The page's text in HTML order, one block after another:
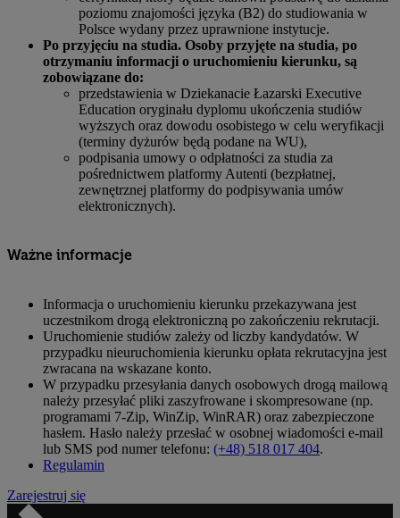
poziomu znajomości języka (B2) do studiowania w
Polsce wydany przez uprawnione instytucje.
Po przyjęciu na studia. Osoby przyjęte na studia, po
otrzymaniu informacji o uruchomieniu kierunku, są
zobowiązane do:
przedstawienia w Dziekanacie Łazarski Executive
Education oryginału dyplomu ukończenia studiów
wyższych oraz dowodu osobistego w celu weryfikacji
(terminy dyżurów będą podane na WU),
podpisania umowy o odpłatności za studia za
pośrednictwem platformy Autenti (bezpłatnej,
zewnętrznej platformy do podpisywania umów
elektronicznych).
Ważne informacje
Informacja o uruchomieniu kierunku przekazywana jest
uczestnikom drogą elektroniczną po zakończeniu rekrutacji.
Uruchomienie studiów zależy od liczby kandydatów. W
przypadku nieuruchomienia kierunku opłata rekrutacyjna jest
zwracana na wskazane konto.
W przypadku przesyłania danych osobowych drogą mailową
należy przesyłać pliki zaszyfrowane i skompresowane (np.
programami 7-Zip, WinZip, WinRAR) oraz zabezpieczone
hasłem. Hasło należy przesłać w osobnej wiadomości e-mail
lub SMS pod numer telefonu: (+48) 518 017 404.
Regulamin
Zarejestruj się